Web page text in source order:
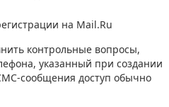
контрольные вопросы,
указанный при создании
сообщения доступ обычно